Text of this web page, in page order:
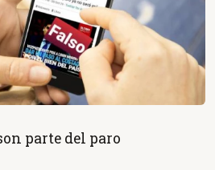
parte del paro